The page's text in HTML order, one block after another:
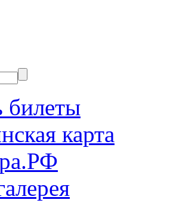
билеты
карта